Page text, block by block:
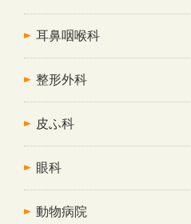
耳鼻咽喉科
整形外科
皮ふ科
眼科
動物病院